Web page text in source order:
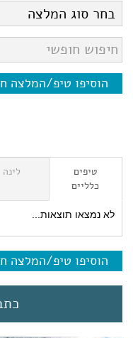
הוסיפו טיפ/המלצה
טיפים
כלליים
לינה
לא נמצאו תוצאות...
הוסיפו טיפ/המלצה